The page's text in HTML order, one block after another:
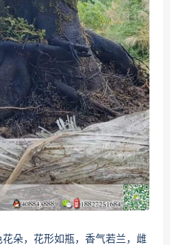
朵，花形如瓶，香气若兰，雌